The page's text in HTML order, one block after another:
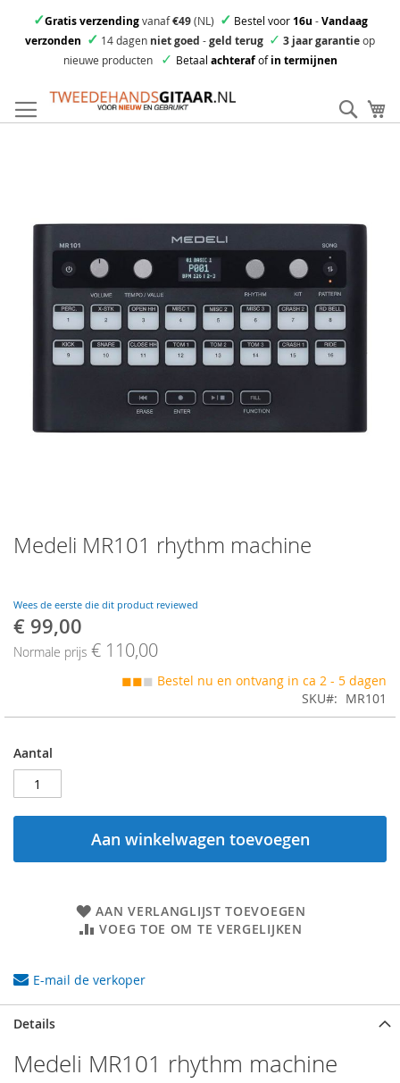
✓Gratis verzendingvanaf€49(NL) ✓ Bestel voor16u -Vandaag
verzonden ✓ 14 dagen niet goed -geld terug ✓ 3 jaar garantieop
nieuwe producten
✓ Betaal achterafofin termijnen
direct
door
Medeli MR101 rhythm machine
Wees de eerste die dit product reviewed
Speciale
€ 99,00
Normale prijs € 110,00
◼◼◼ Bestel nu en ontvang in ca 2 - 5 dagen
SKU
MR101
Aantal
Aan winkelwagen toevoegen
AAN VERLANGLIJST TOEVOEGEN
VOEG TOE OM TE VERGELIJKEN
E-mail de verkoper
images
to
the
the
images
gallery
Details
Medeli MR101 rhythm machine